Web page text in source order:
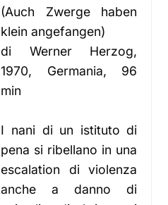
(Auch Zwerge haben
klein angefangen)
di Werner Herzog,
1970, Germania, 96
min
I nani di un istituto di
pena si ribellano in una
escalation di violenza
anche a danno di